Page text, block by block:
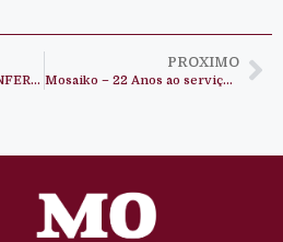
MOSAIKO REALIZA CONFERÊNCIA INTERNACIONAL SOBRE ABUSO SEXUAL
PROXIMO
Mosaiko – 22 Anos ao serviço dos Direitos Humanos em Angola